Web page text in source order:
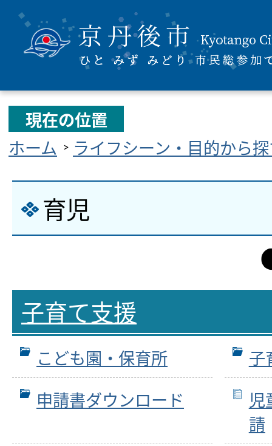
現在の位置
ホーム
ライフシーン・目的から
育児
子育て支援
こども園・保育所
子
申請書ダウンロード
児
請